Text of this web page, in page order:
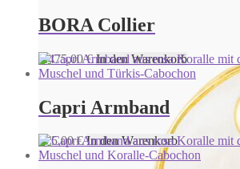
BORA Collier
2.475,00€ In den Warenkorb
Capri Armband
875,00€ In den Warenkorb